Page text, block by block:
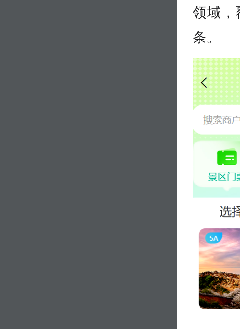
领域，
条。